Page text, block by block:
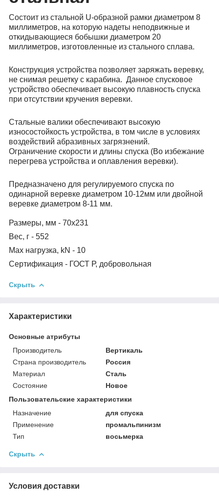
Состоит из стальной U-образной рамки диаметром 8
миллиметров, на которую надеты неподвижные и
откидывающиеся бобышки диаметром 20
миллиметров, изготовленные из стального сплава.
Конструкция устройства позволяет заряжать веревку,
не снимая решетку с карабина. Данное спусковое
устройство обеспечивает высокую плавность спуска
при отсутствии кручения веревки.
Стальные валики обеспечивают высокую
износостойкость устройства, в том числе в условиях
воздействий абразивных загрязнений.
Ограничение скорости и длины спуска (Во избежание
перегрева устройства и оплавления веревки).
Предназначено для регулируемого спуска по
одинарной веревке диаметром 10-12мм или двойной
веревке диаметром 8-11 мм.
Размеры, мм - 70х231
Вес, г - 552
Мах нагрузка, kN - 10
Сертификация - ГОСТ Р, добровольная
Скрыть
Характеристики
Основные атрибуты
Производитель
Вертикаль
Страна производитель
Россия
Материал
Сталь
Состояние
Новое
Пользовательские характеристики
Назначение
для спуска
Применение
промальпинизм
Тип
восьмерка
Скрыть
Условия доставки